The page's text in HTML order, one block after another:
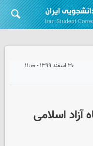
۳۰ اسفند ۱۳۹۹ - ۱۱:۰۰
اسلامی